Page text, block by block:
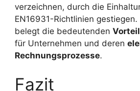
verzeichnen, durch die
EN16931-Richtlinien gestiegen.
belegt die bedeutenden
für Unternehmen und deren
Rechnungsprozesse.
Fazit